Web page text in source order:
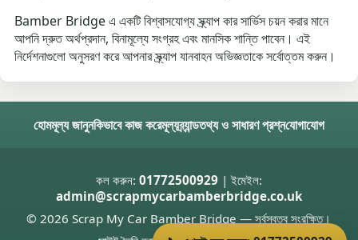
Bamber Bridge এ একটি বিশ্বাসযোগ্য স্ক্র্যাপ কার সার্ভিস চয়ন করার মানে
আপনি দ্রুত অর্থপ্রদান, বিনামূল্যে সংগ্রহ এবং মানসিক শান্তি পাবেন। এই
নির্দেশনাগুলো অনুসরণ করে আপনার স্ক্র্যাপ যানবাহন অভিজ্ঞতাকে সর্বোত্তম করুন।
হোমমূল্য জানুনকিভাবে কাজ করেমূল্যব্র্যান্ডতথ্য ও সাধারণ প্রশ্নযোগাযোগ
কল করুন: 01772500929 | ইমেইল:
admin@scrapmycarbamberbridge.co.uk
© 2026 Scrap My Car Bamber Bridge — সর্বস্বত্ব সংরক্ষিত।